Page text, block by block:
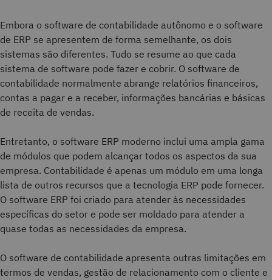
Embora o software de contabilidade autônomo e o software
de ERP se apresentem de forma semelhante, os dois
sistemas são diferentes. Tudo se resume ao que cada
sistema de software pode fazer e cobrir. O software de
contabilidade normalmente abrange relatórios financeiros,
contas a pagar e a receber, informações bancárias e básicas
de receita de vendas.
Entretanto, o software ERP moderno inclui uma ampla gama
de módulos que podem alcançar todos os aspectos da sua
empresa. Contabilidade é apenas um módulo em uma longa
lista de outros recursos que a tecnologia ERP pode fornecer.
O software ERP foi criado para atender às necessidades
específicas do setor e pode ser moldado para atender a
quase todas as necessidades da empresa.
O software de contabilidade apresenta outras limitações em
termos de vendas, gestão de relacionamento com o cliente e